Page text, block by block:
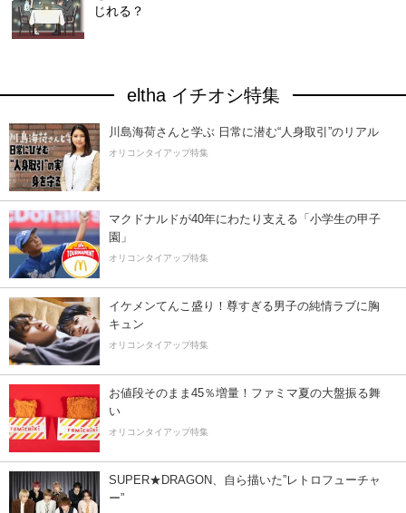
じれる？
eltha イチオシ特集
川島海荷さんと学ぶ 日常に潜む“人身取引”のリアル
オリコンタイアップ特集
マクドナルドが40年にわたり支える「小学生の甲子
園」
オリコンタイアップ特集
イケメンてんこ盛り！尊すぎる男子の純情ラブに胸
キュン
オリコンタイアップ特集
お値段そのまま45％増量！ファミマ夏の大盤振る舞
い
オリコンタイアップ特集
SUPER★DRAGON、自ら描いた”レトロフューチャ
ー”